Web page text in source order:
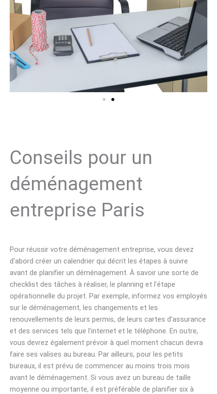
Conseils pour un
déménagement
entreprise Paris
Pour réussir votre déménagement entreprise, vous devez
d’abord créer un calendrier qui décrit les étapes à suivre
avant de planifier un déménagement. À savoir une sorte de
checklist des tâches à réaliser, le planning et l’étape
opérationnelle du projet. Par exemple, informez vos employés
sur le déménagement, les changements et les
renouvellements de leurs permis, de leurs cartes d’assurance
et des services tels que l’internet et le téléphone. En outre,
vous devrez également prévoir à quel moment chacun devra
faire ses valises au bureau. Par ailleurs, pour les petits
bureaux, il est prévu de commencer au moins trois mois
avant le déménagement. Si vous avez un bureau de taille
moyenne ou importante, il est préférable de planifier six à